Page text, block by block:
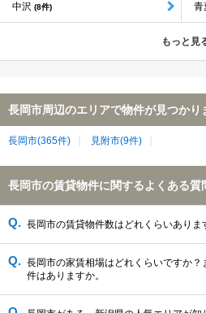
中沢 (8件) 青
もっと見
長岡市周辺のエリアで物件が見つかり
長岡市(365件) 見附市(9件)
長岡市の賃貸物件に関するよくある質
長岡市の賃貸物件数はどれくらいありま
長岡市の家賃相場はどれくらいですか？
件はありますか。